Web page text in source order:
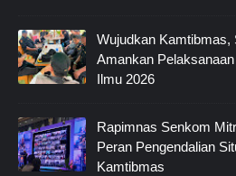
Wujudkan Kamtibmas,
Amankan
Ilmu 2026
Rapimnas Senkom
Peran Pengendalian
Kamtibmas